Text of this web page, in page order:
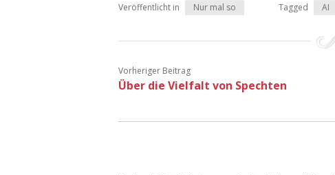
Veröffentlicht in Nur mal so Tagged AI
Vorheriger Beitrag
Über die Vielfalt von Spechten